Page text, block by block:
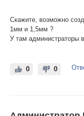
Скажите, возможно
1мм и 1,5мм ?
У там администраторы
0
0